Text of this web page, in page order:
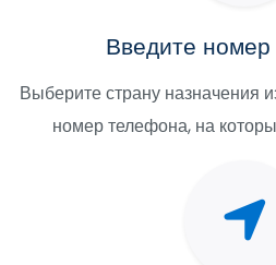
Введите
Выберите страну назначения
номер телефона, на